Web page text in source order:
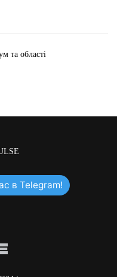
та області
в Telegram!